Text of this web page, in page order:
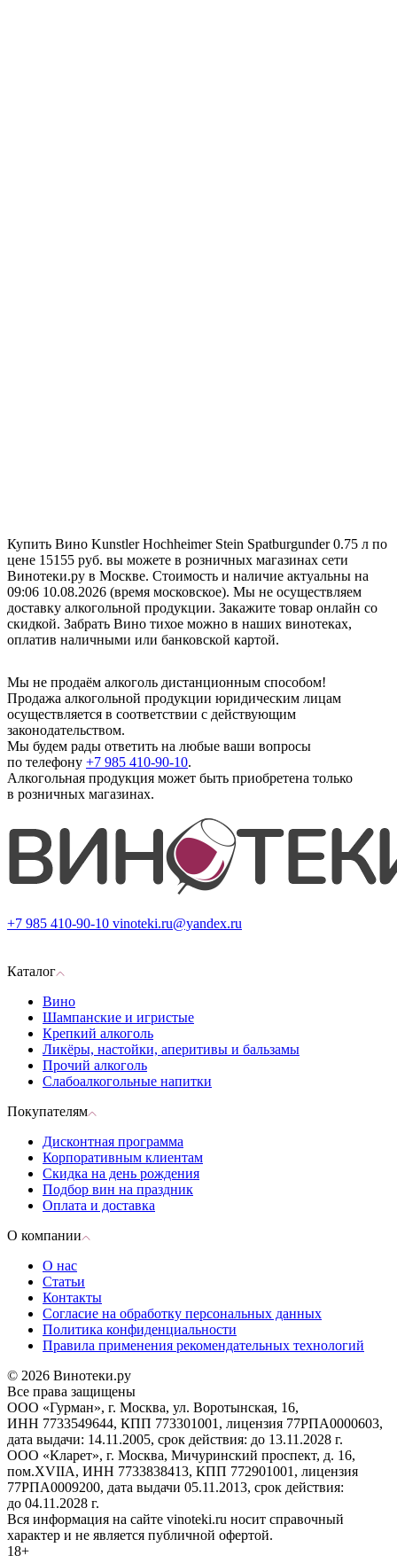
Купить Вино Kunstler Hochheimer Stein Spatburgunder 0.75 л по
цене 15155 руб. вы можете в розничных магазинах сети
Винотеки.ру в Москве. Стоимость и наличие актуальны на
09:06 10.08.2026 (время московское). Мы не осуществляем
доставку алкогольной продукции. Закажите товар онлайн со
скидкой. Забрать Вино тихое можно в наших винотеках,
оплатив наличными или банковской картой.
Мы не продаём алкоголь дистанционным способом!
Продажа алкогольной продукции юридическим лицам
осуществляется в соответствии с действующим
законодательством.
Мы будем рады ответить на любые ваши вопросы
по телефону +7 985 410-90-10.
Алкогольная продукция может быть приобретена только
в розничных магазинах.
+7 985 410-90-10 vinoteki.ru@yandex.ru
Каталог
Вино
Шампанские и игристые
Крепкий алкоголь
Ликёры, настойки, аперитивы и бальзамы
Прочий алкоголь
Слабоалкогольные напитки
Покупателям
Дисконтная программа
Корпоративным клиентам
Скидка на день рождения
Подбор вин на праздник
Оплата и доставка
О компании
О нас
Статьи
Контакты
Согласие на обработку персональных данных
Политика конфиденциальности
Правила применения рекомендательных технологий
© 2026 Винотеки.ру
Все права защищены
ООО «Гурман», г. Москва, ул. Воротынская, 16,
ИНН 7733549644, КПП 773301001, лицензия 77РПА0000603,
дата выдачи: 14.11.2005, срок действия: до 13.11.2028 г.
ООО «Кларет», г. Москва, Мичуринский проспект, д. 16,
пом.XVIIA, ИНН 7733838413, КПП 772901001, лицензия
77РПА0009200, дата выдачи 05.11.2013, срок действия:
до 04.11.2028 г.
Вся информация на сайте vinoteki.ru носит справочный
характер и не является публичной офертой.
18+